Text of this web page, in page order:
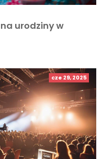
urodziny w
cze 29, 2025